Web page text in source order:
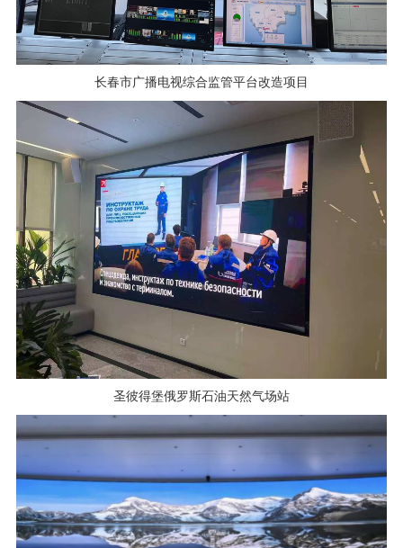
长春市广播电视综合监管平台改造项目
圣彼得堡俄罗斯石油天然气场站